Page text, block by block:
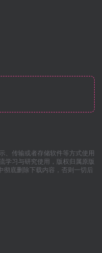
、传输或者存储软件等方式使用
学习与研究使用，版权归属原版
彻底删除下载内容，否则一切后